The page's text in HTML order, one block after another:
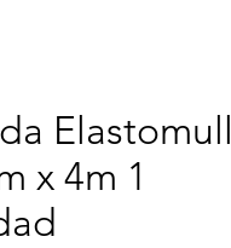
Elastomull
x 4m 1